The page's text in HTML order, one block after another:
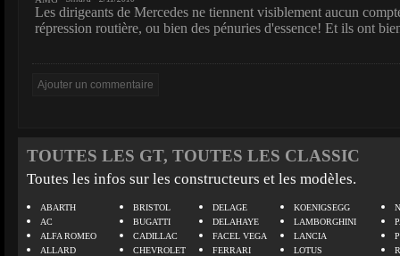
Les dirigeants de Mercedes ne tiennent visiblement aucun
répression routière, ou bien des pénuries d'essence! Et ils ont
TOUTES LES GT, TOUTES LES CLASSIC
Toutes les infos sur les constructeurs et les modèles.
ABARTH
AC
ALFA ROMEO
ALLARD
BRISTOL
BUGATTI
CADILLAC
CHEVROLET
DELAGE
DELAHAYE
FACEL VEGA
FERRARI
KOENIGSEGG
LAMBORGHINI
LANCIA
LOTUS